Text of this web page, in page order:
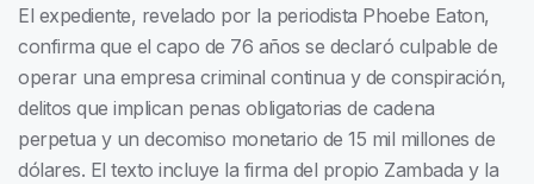
El expediente, revelado por la periodista Phoebe Eaton,
confirma que el capo de 76 años se declaró culpable de
operar una empresa criminal continua y de conspiración,
delitos que implican penas obligatorias de cadena
perpetua y un decomiso monetario de 15 mil millones de
dólares. El texto incluye la firma del propio Zambada y la